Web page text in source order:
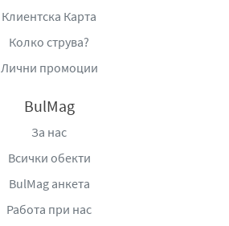
Клиентска Карта
Колко струва?
Лични промоции
BulMag
За нас
Всички обекти
BulMag анкета
Работа при нас